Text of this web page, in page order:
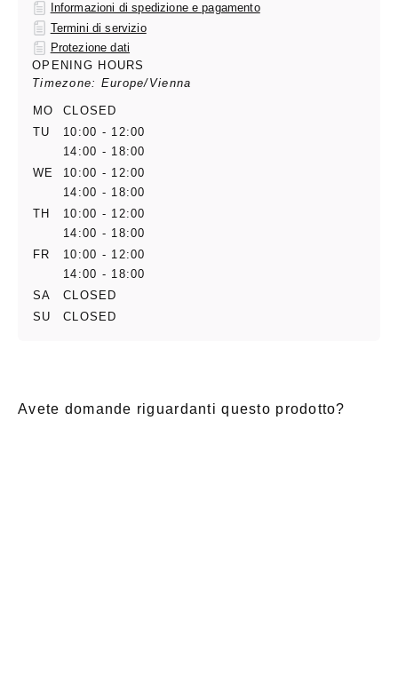
Informazioni di spedizione e pagamento
Termini di servizio
Protezione dati
OPENING HOURS
Timezone: Europe/Vienna
MO
CLOSED
TU
10:00 - 12:00
14:00 - 18:00
WE
10:00 - 12:00
14:00 - 18:00
TH
10:00 - 12:00
14:00 - 18:00
FR
10:00 - 12:00
14:00 - 18:00
SA
CLOSED
SU
CLOSED
Avete domande riguardanti questo prodotto?